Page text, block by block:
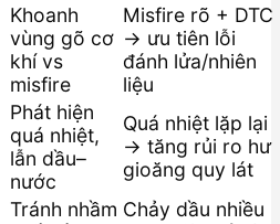
Khoanh
vùng gõ cơ
khí vs
misfire
Misfire rõ + DTC
→ ưu tiên lỗi
đánh lửa/nhiên
liệu
Phát hiện
quá nhiệt,
lẫn dầu–
nước
Quá nhiệt lặp lại
→ tăng rủi ro hư
gioăng quy lát
Tránh nhầm Chảy dầu nhiều